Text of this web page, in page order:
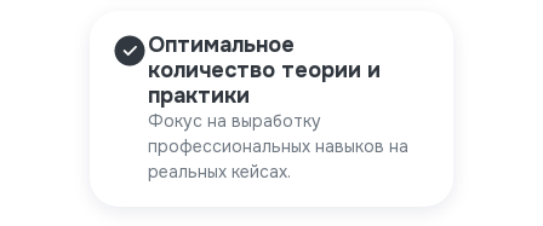
Оптимальное
количество теории и
практики
Фокус на выработку
профессиональных навыков на
реальных кейсах.